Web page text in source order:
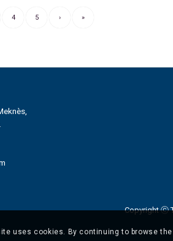
4 5 › »
Copyright ⓒ
uses cookies. By continuing to browse